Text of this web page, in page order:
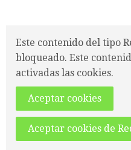
Este contenido del tipo
bloqueado. Este
activadas las cookies.
Aceptar cookies
Aceptar cookies de